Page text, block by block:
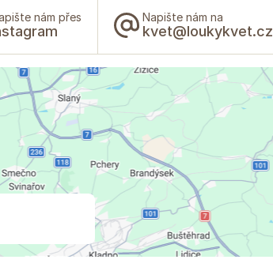
nám přes Napište nám na
kvet@loukykvet.cz